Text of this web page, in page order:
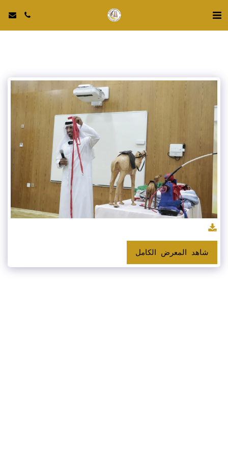
شاهد المعرض الكامل